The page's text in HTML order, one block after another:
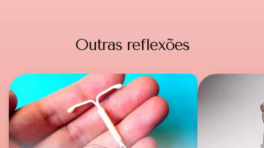
Outras reflexões